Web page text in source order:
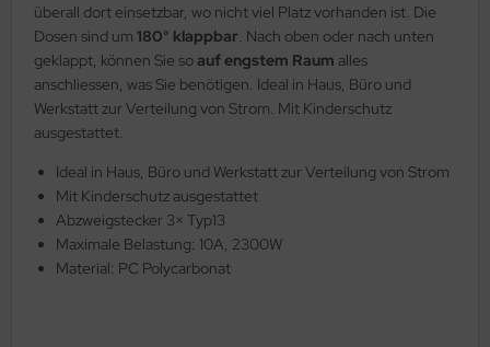
überall dort einsetzbar, wo nicht viel Platz vorhanden ist. Die
Dosen sind um 180° klappbar. Nach oben oder nach unten
geklappt, können Sie soauf engstem Raum alles
anschliessen, was Sie benötigen. Ideal in Haus, Büro und
Werkstatt zur Verteilung von Strom. Mit Kinderschutz
ausgestattet.
Ideal in Haus, Büro und Werkstatt zur Verteilung von Strom
Mit Kinderschutz ausgestattet
Abzweigstecker 3× Typ13
Maximale Belastung: 10A, 2300W
Material: PC Polycarbonat